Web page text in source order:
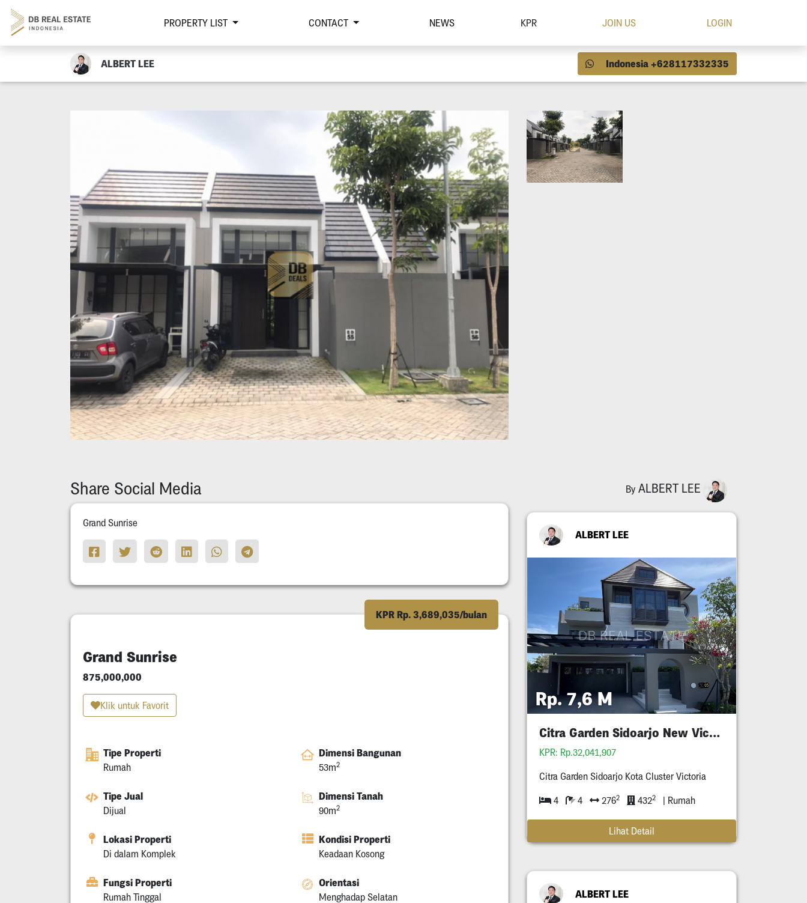
PROPERTY LIST CONTACT NEWS KPR JOIN US LOGIN
ALBERT LEE Indonesia +628117332335
Share Social Media
Grand Sunrise
KPR Rp. 3,689,035/bulan
Grand Sunrise
875,000,000
Klik untuk Favorit
Tipe Properti
Rumah
Dimensi Bangunan
53m2
Tipe Jual
Dijual
Dimensi Tanah
90m2
Lokasi Properti
Di dalam Komplek
Kondisi Properti
Keadaan Kosong
Fungsi Properti
Rumah Tinggal
Orientasi
Menghadap Selatan
By ALBERT LEE
ALBERT LEE
Rp. 7,6 M
Citra Garden Sidoarjo New Victoria
KPR: Rp.32,041,907
Citra Garden Sidoarjo Kota Cluster Victoria
4 4 2762 4322 | Rumah
Lihat Detail
ALBERT LEE